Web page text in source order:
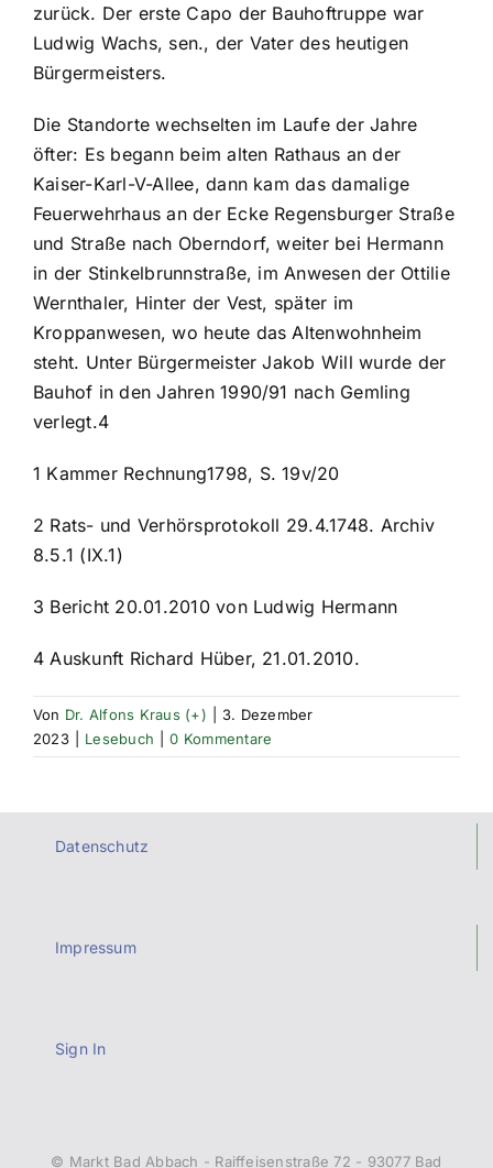
zurück. Der erste Capo der Bauhoftruppe war
Ludwig Wachs, sen., der Vater des heutigen
Bürgermeisters.
Die Standorte wechselten im Laufe der Jahre
öfter: Es begann beim alten Rathaus an der
Kaiser-Karl-V-Allee, dann kam das damalige
Feuerwehrhaus an der Ecke Regensburger Straße
und Straße nach Oberndorf, weiter bei Hermann
in der Stinkelbrunnstraße, im Anwesen der Ottilie
Wernthaler, Hinter der Vest, später im
Kroppanwesen, wo heute das Altenwohnheim
steht. Unter Bürgermeister Jakob Will wurde der
Bauhof in den Jahren 1990/91 nach Gemling
verlegt.4
1 Kammer Rechnung1798, S. 19v/20
2 Rats- und Verhörsprotokoll 29.4.1748. Archiv
8.5.1 (IX.1)
3 Bericht 20.01.2010 von Ludwig Hermann
4 Auskunft Richard Hüber, 21.01.2010.
Von Dr. Alfons Kraus (+)
3. Dezember
2023
Lesebuch 0 Kommentare
Datenschutz
Impressum
Sign In
© Markt Bad Abbach - Raiffeisenstraße 72 - 93077 Bad